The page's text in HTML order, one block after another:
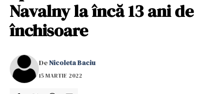
Navalny la încă 13 ani de
închisoare
DeNicoleta Baciu
15 MARTIE 2022